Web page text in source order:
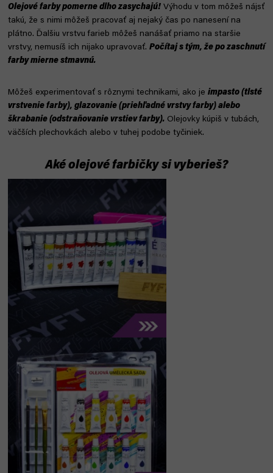
Olejové farby pomerne dlho zasychajú! Výhodu v tom môžeš nájsť
takú, že s nimi môžeš pracovať aj nejaký čas po nanesení na
plátno. Ďalšiu vrstvu farieb môžeš nanášať priamo na staršie
vrstvy, nemusíš ich nijako upravovať. Počítaj s tým, že po zaschnutí
farby mierne stmavnú.
Môžeš experimentovať s rôznymi technikami, ako je impasto (tlsté
vrstvenie farby), glazovanie (priehľadné vrstvy farby) alebo
škrabanie (odstraňovanie vrstiev farby). Olejovky kúpiš v tubách,
väčších plechovkách alebo v tuhej podobe tyčiniek.
Aké olejové farbičky si vyberieš?